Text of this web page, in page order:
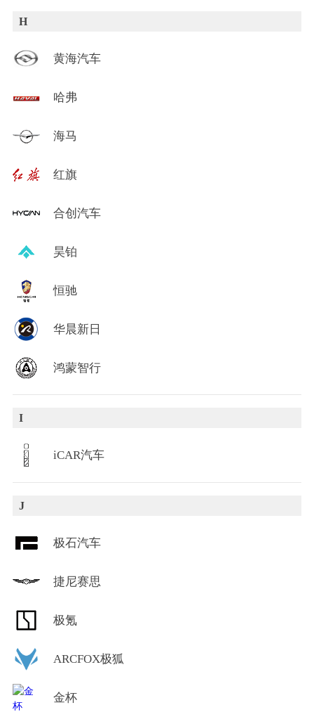
H
黄海汽车
哈弗
海马
红旗
合创汽车
昊铂
恒驰
华晨新日
鸿蒙智行
I
iCAR汽车
J
极石汽车
捷尼赛思
极氪
ARCFOX极狐
金杯